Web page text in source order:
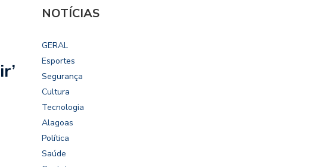
NOTÍCIAS
GERAL
Esportes
Segurança
Cultura
Tecnologia
Alagoas
Política
Saúde